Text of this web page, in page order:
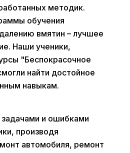
методик.
обучения
вмятин – лучшее
Наши ученики,
"Беспокрасочное
найти достойное
навыкам.
и ошибками
производя
автомобиля, ремонт